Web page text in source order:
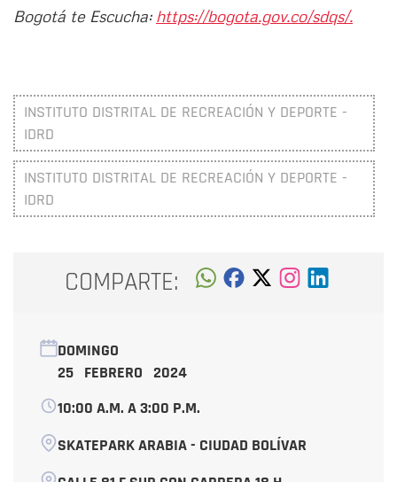
Bogotá te Escucha: https://bogota.gov.co/sdqs/.
INSTITUTO DISTRITAL DE RECREACIÓN Y DEPORTE -
IDRD
INSTITUTO DISTRITAL DE RECREACIÓN Y DEPORTE -
IDRD
COMPARTE:
DOMINGO
25 FEBRERO 2024
10:00 A.M. A 3:00 P.M.
SKATEPARK ARABIA - CIUDAD BOLÍVAR